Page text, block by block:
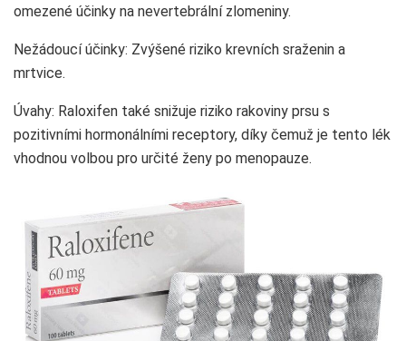
omezené účinky na nevertebrální zlomeniny.
Nežádoucí účinky: Zvýšené riziko krevních sraženin a
mrtvice.
Úvahy: Raloxifen také snižuje riziko rakoviny prsu s
pozitivními hormonálními receptory, díky čemuž je tento lék
vhodnou volbou pro určité ženy po menopauze.